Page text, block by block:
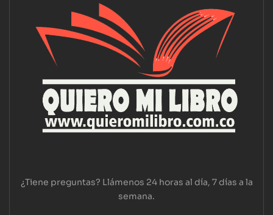
¿Tiene preguntas? Llámenos 24 horas al día, 7 días a la
semana.